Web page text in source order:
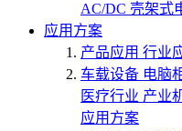
AC/DC 壳架式
应用方案
产品应用 行业
车载设备 电脑
医疗行业 产业
应用方案